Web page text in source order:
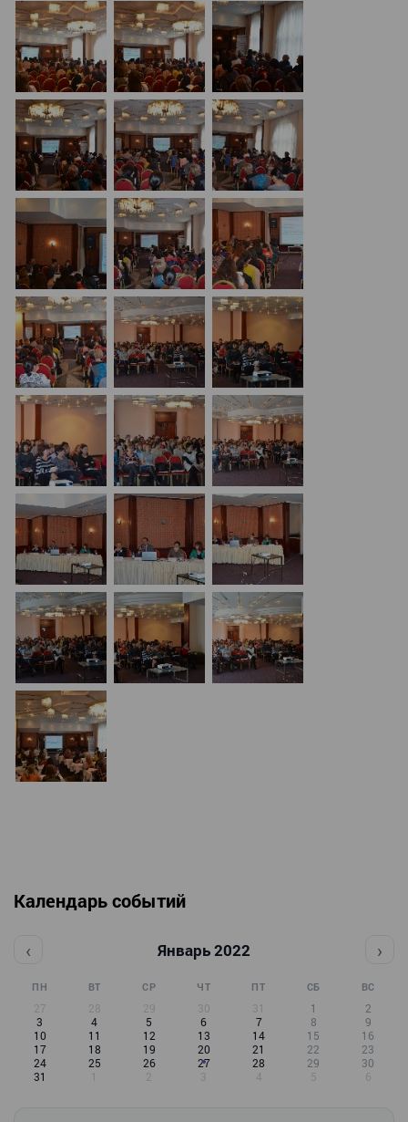
Календарь событий
‹ Январь 2022 ›
ПН ВТ СР ЧТ ПТ СБ ВС
27 28 29 30 31 1
2
3
4 5 6 7 8
9
10
11 12 13 14 15
16
17
18 19 20 21 22
23
24
25 26 27 28 29
30
31
1 2 3 4 5 6